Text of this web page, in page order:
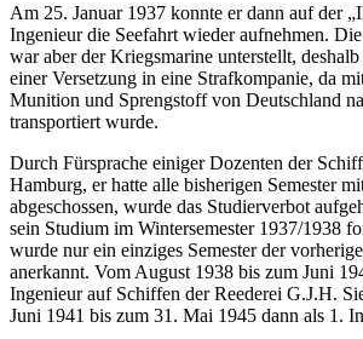
Am 25. Januar 1937 konnte er dann auf der
Ingenieur die Seefahrt wieder aufnehmen.
war aber der Kriegsmarine unterstellt,
einer Versetzung in eine Strafkompanie, da
Munition und Sprengstoff von Deutschland
transportiert wurde.
Durch Fürsprache einiger Dozenten der
Hamburg, er hatte alle bisherigen Semester
abgeschossen, wurde das Studierverbot
sein Studium im Wintersemester 1937/1938
wurde nur ein einziges Semester der
anerkannt. Vom August 1938 bis zum Juni
Ingenieur auf Schiffen der Reederei G.J.H.
Juni 1941 bis zum 31. Mai 1945 dann als 1.